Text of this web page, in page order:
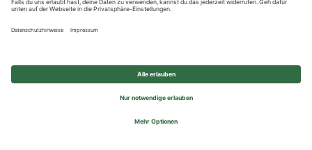
© 2026 REWE Group - All rights reserved